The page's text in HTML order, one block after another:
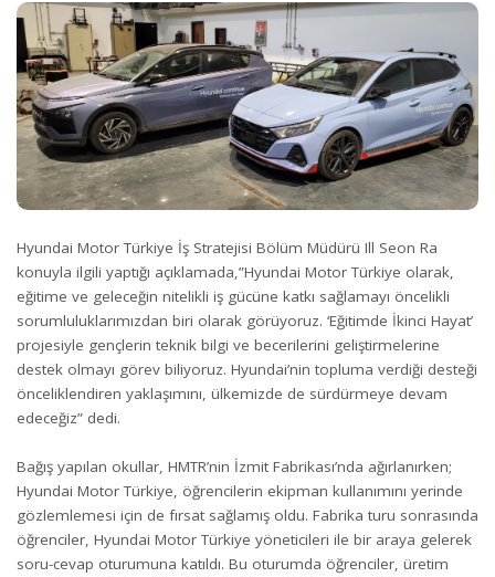
Hyundai Motor Türkiye İş Stratejisi Bölüm Müdürü Ill Seon Ra
konuyla ilgili yaptığı açıklamada,”Hyundai Motor Türkiye olarak,
eğitime ve geleceğin nitelikli iş gücüne katkı sağlamayı öncelikli
sorumluluklarımızdan biri olarak görüyoruz. ‘Eğitimde İkinci Hayat’
projesiyle gençlerin teknik bilgi ve becerilerini geliştirmelerine
destek olmayı görev biliyoruz. Hyundai’nin topluma verdiği desteği
önceliklendiren yaklaşımını, ülkemizde de sürdürmeye devam
edeceğiz” dedi.
Bağış yapılan okullar, HMTR’nin İzmit Fabrikası’nda ağırlanırken;
Hyundai Motor Türkiye, öğrencilerin ekipman kullanımını yerinde
gözlemlemesi için de fırsat sağlamış oldu. Fabrika turu sonrasında
öğrenciler, Hyundai Motor Türkiye yöneticileri ile bir araya gelerek
soru-cevap oturumuna katıldı. Bu oturumda öğrenciler, üretim